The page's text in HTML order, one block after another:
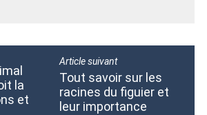
la
et
Article suivant
Tout savoir sur les
racines du figuier et
leur importance